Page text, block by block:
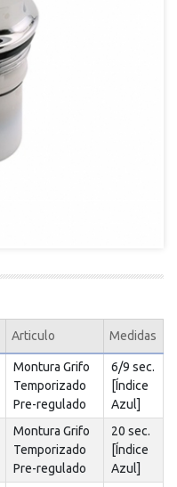
Articulo Medidas
Montura Grifo
Temporizado
Pre-regulado
6/9 sec.
[Índice
Azul]
Montura Grifo
Temporizado
Pre-regulado
20 sec.
[Índice
Azul]